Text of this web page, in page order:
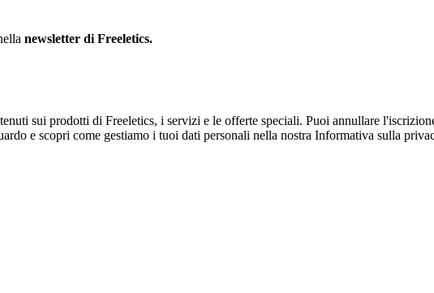
newsletter di Freeletics.
sui prodotti di Freeletics, i servizi e le offerte speciali. Puoi annullare
e scopri come gestiamo i tuoi dati personali nella nostra Informativa sulla